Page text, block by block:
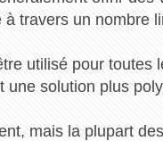
travers un nombre
utilisé pour toutes
une solution plus
mais la plupart